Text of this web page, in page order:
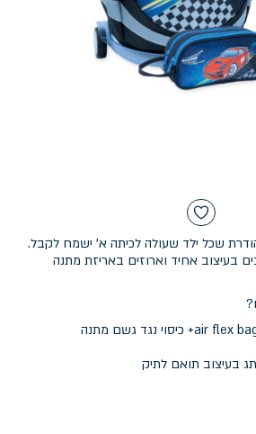
שכל ילד שעולה לכיתה א' ישמח לקבל.
בעיצוב אחיד וארוזים באריזת מתנה
בעיצוב תואם לתיק